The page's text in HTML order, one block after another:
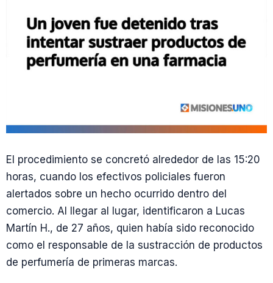
El procedimiento se concretó alrededor de las 15:20
horas, cuando los efectivos policiales fueron
alertados sobre un hecho ocurrido dentro del
comercio. Al llegar al lugar, identificaron a Lucas
Martín H., de 27 años, quien había sido reconocido
como el responsable de la sustracción de productos
de perfumería de primeras marcas.